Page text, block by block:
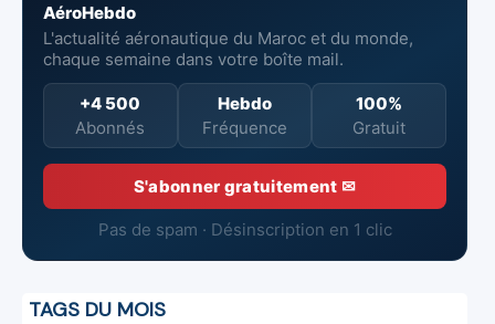
AéroHebdo
L'actualité aéronautique du Maroc et du monde,
chaque semaine dans votre boîte mail.
+4 500
Abonnés
Hebdo
Fréquence
100%
Gratuit
S'abonner gratuitement ✉
Pas de spam · Désinscription en 1 clic
TAGS DU MOIS